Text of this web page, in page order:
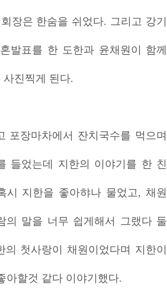
장은 한숨을 쉬었다. 그리고 강기
발표를 한 도한과 윤채원이 함께
진찍게 된다.
포장마차에서 잔치국수를 먹으며
들었는데 지한의 이야기를 한 친
시 지한을 좋아햐나 물었고, 채원
의 말을 너무 쉽게해서 그랬다 둘
의 첫사랑이 채원이었다며 지한이
아할것 같다 이야기했다.